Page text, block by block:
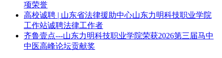
项荣誉
高校诚聘 | 山东省法律援助中心山东力明科技职业学院
工作站诚聘法律工作者
齐鲁壹点---山东力明科技职业学院荣获2026第三届马中
中医高峰论坛贡献奖